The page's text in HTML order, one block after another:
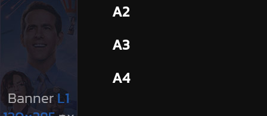
BL2
A2
A3
A4